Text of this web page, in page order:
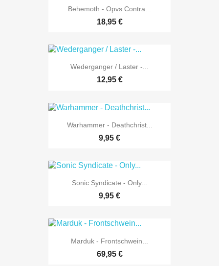
Behemoth - Opvs Contra...
18,95 €
Wederganger / Laster -...
12,95 €
Warhammer - Deathchrist...
9,95 €
Sonic Syndicate - Only...
9,95 €
Marduk - Frontschwein...
69,95 €